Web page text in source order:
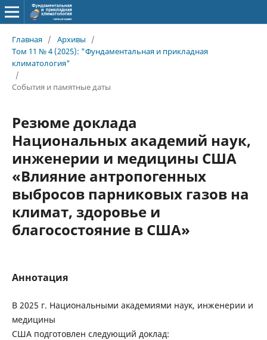
Главная / Архивы
/
Том 11 № 4 (2025): "Фундаментальная и прикладная
климатология"
/
События и памятные даты
Резюме доклада
Национальных академий наук,
инженерии и медицины США
«Влияние антропогенных
выбросов парниковых газов на
климат, здоровье и
благосостояние в США»
Аннотация
В 2025 г. Национальными академиями наук, инженерии и
медицины
США подготовлен следующий доклад: